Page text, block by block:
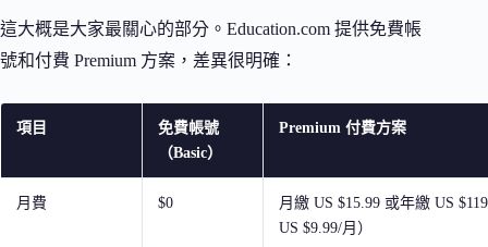
這大概是大家最關心的部分。Education.com 提供免費帳
號和付費 Premium 方案，差異很明確：
項目
免費帳號
（Basic）
Premium 付費方案
月費 $0
月繳 US $15.99 或年繳 US
US $9.99/月）